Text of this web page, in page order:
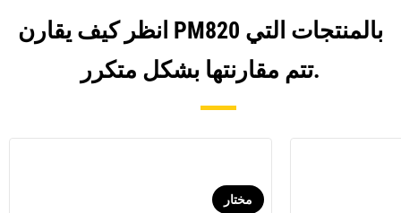
انظر كيف يقارن PM820 بالمنتجات التي
تتم مقارنتها بشكل متكرر.
مختار